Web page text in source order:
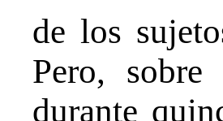
de los
Pero,
durante